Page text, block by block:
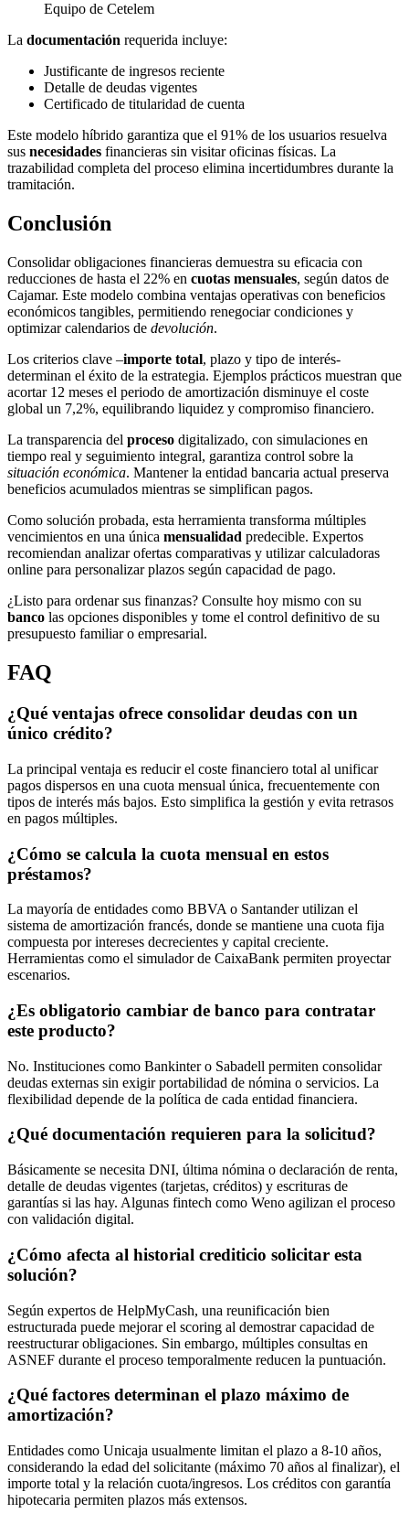
Equipo de Cetelem
La documentación requerida incluye:
Justificante de ingresos reciente
Detalle de deudas vigentes
Certificado de titularidad de cuenta
Este modelo híbrido garantiza que el 91% de los usuarios resuelva
sus necesidades financieras sin visitar oficinas físicas. La
trazabilidad completa del proceso elimina incertidumbres durante la
tramitación.
Conclusión
Consolidar obligaciones financieras demuestra su eficacia con
reducciones de hasta el 22% en cuotas mensuales, según datos de
Cajamar. Este modelo combina ventajas operativas con beneficios
económicos tangibles, permitiendo renegociar condiciones y
optimizar calendarios de devolución.
Los criterios clave –importe total, plazo y tipo de interés-
determinan el éxito de la estrategia. Ejemplos prácticos muestran que
acortar 12 meses el periodo de amortización disminuye el coste
global un 7,2%, equilibrando liquidez y compromiso financiero.
La transparencia del proceso digitalizado, con simulaciones en
tiempo real y seguimiento integral, garantiza control sobre la
situación económica. Mantener la entidad bancaria actual preserva
beneficios acumulados mientras se simplifican pagos.
Como solución probada, esta herramienta transforma múltiples
vencimientos en una única mensualidad predecible. Expertos
recomiendan analizar ofertas comparativas y utilizar calculadoras
online para personalizar plazos según capacidad de pago.
¿Listo para ordenar sus finanzas? Consulte hoy mismo con su
banco las opciones disponibles y tome el control definitivo de su
presupuesto familiar o empresarial.
FAQ
¿Qué ventajas ofrece consolidar deudas con un
único crédito?
La principal ventaja es reducir el coste financiero total al unificar
pagos dispersos en una cuota mensual única, frecuentemente con
tipos de interés más bajos. Esto simplifica la gestión y evita retrasos
en pagos múltiples.
¿Cómo se calcula la cuota mensual en estos
préstamos?
La mayoría de entidades como BBVA o Santander utilizan el
sistema de amortización francés, donde se mantiene una cuota fija
compuesta por intereses decrecientes y capital creciente.
Herramientas como el simulador de CaixaBank permiten proyectar
escenarios.
¿Es obligatorio cambiar de banco para contratar
este producto?
No. Instituciones como Bankinter o Sabadell permiten consolidar
deudas externas sin exigir portabilidad de nómina o servicios. La
flexibilidad depende de la política de cada entidad financiera.
¿Qué documentación requieren para la solicitud?
Básicamente se necesita DNI, última nómina o declaración de renta,
detalle de deudas vigentes (tarjetas, créditos) y escrituras de
garantías si las hay. Algunas fintech como Weno agilizan el proceso
con validación digital.
¿Cómo afecta al historial crediticio solicitar esta
solución?
Según expertos de HelpMyCash, una reunificación bien
estructurada puede mejorar el scoring al demostrar capacidad de
reestructurar obligaciones. Sin embargo, múltiples consultas en
ASNEF durante el proceso temporalmente reducen la puntuación.
¿Qué factores determinan el plazo máximo de
amortización?
Entidades como Unicaja usualmente limitan el plazo a 8-10 años,
considerando la edad del solicitante (máximo 70 años al finalizar), el
importe total y la relación cuota/ingresos. Los créditos con garantía
hipotecaria permiten plazos más extensos.